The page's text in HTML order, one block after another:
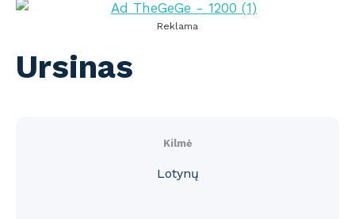
Reklama
Ursinas
Kilmė
Lotynų